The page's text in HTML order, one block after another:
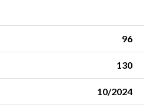
96
130
10/2024